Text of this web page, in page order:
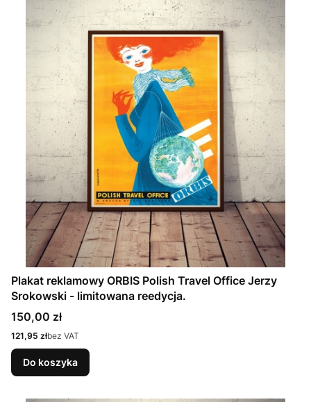
Plakat reklamowy ORBIS Polish Travel Office Jerzy
Srokowski - limitowana reedycja.
Cena
150,00 zł
Cena
121,95 złbez VAT
Do koszyka